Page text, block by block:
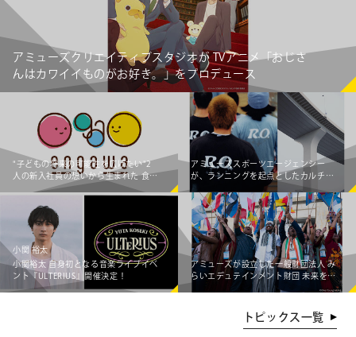
アミューズクリエイティブスタジオが TVアニメ「おじさ
んはカワイイものがお好き。」をプロデュース
"子どもの将来の可能性を広げたい"2
人の新入社員の想いから生まれた 食事
×エンタメ体験支援企画「engawa 夏
アミューズスポーツエージェンシー
が、ランニングを起点としたカルチャ
ークリエイティブプロダクショ
ン"Running Observatory"をローンチ
小関 裕太
小関裕太 自身初となる音楽ライブイベ
ント『ULTERIUS』開催決定！
アミューズが設立した一般財団法人 み
らいエデュテインメント財団 未来を創
る若者のグローバルな挑戦を支援！
トピックス一覧